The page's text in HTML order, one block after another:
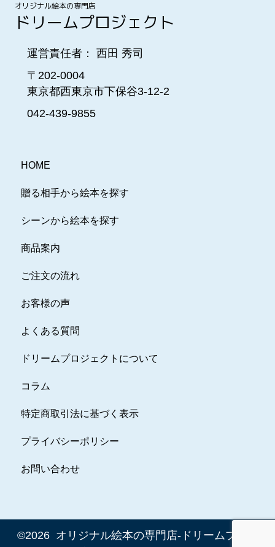
オリジナル絵本の専門店
ドリームプロジェクト
運営責任者： 西田 秀司
〒202-0004
東京都西東京市下保谷3-12-2
042-439-9855
HOME
贈る相手から絵本を探す
シーンから絵本を探す
商品案内
ご注文の流れ
お客様の声
よくある質問
ドリームプロジェクトについて
コラム
特定商取引法に基づく表示
プライバシーポリシー
お問い合わせ
©2026 オリジナル絵本の専門店-ドリームプロジ